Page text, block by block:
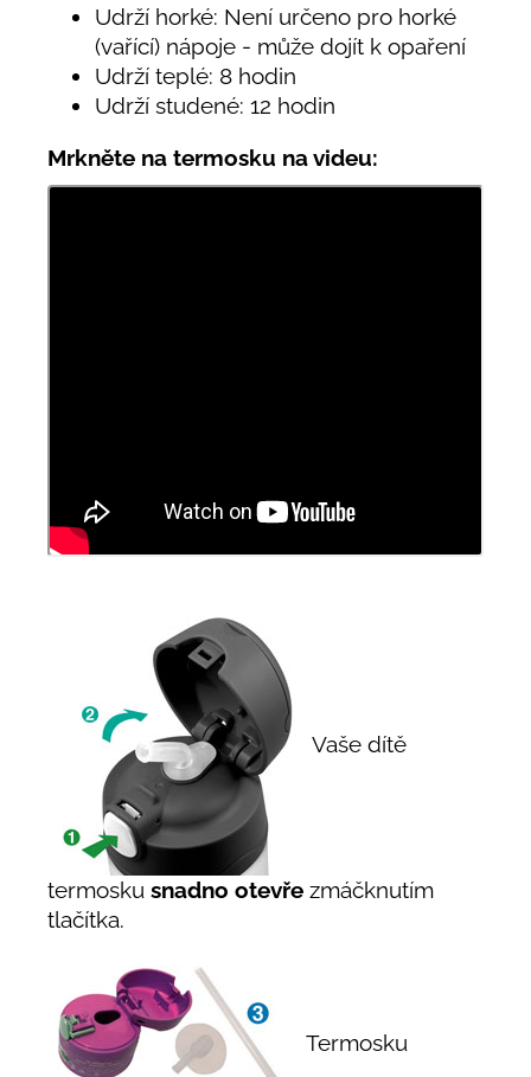
Udrží horké: Není určeno pro horké
(vařící) nápoje - může dojít k opaření
Udrží teplé: 8 hodin
Udrží studené: 12 hodin
Mrkněte na termosku na videu:
Vaše dítě
termosku snadno otevře zmáčknutím
tlačítka.
Termosku